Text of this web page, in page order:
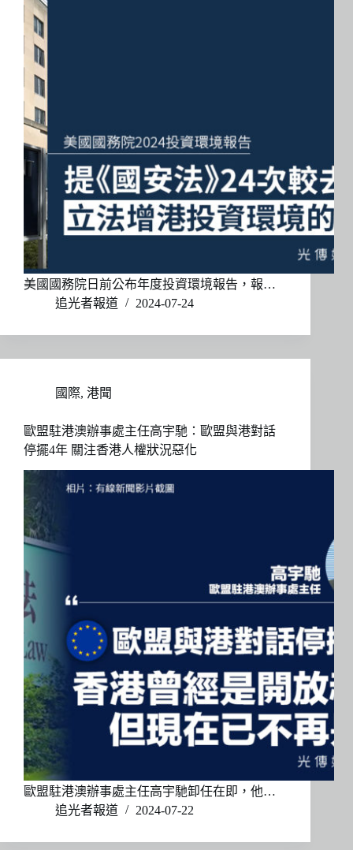
美國國務院日前公布年度投資環境報告，報…
追光者報道
2024-07-24
國際, 港聞
歐盟駐港澳辦事處主任高宇馳：歐盟與港對話
停擺4年 關注香港人權狀況惡化
歐盟駐港澳辦事處主任高宇馳卸任在即，他…
追光者報道
2024-07-22